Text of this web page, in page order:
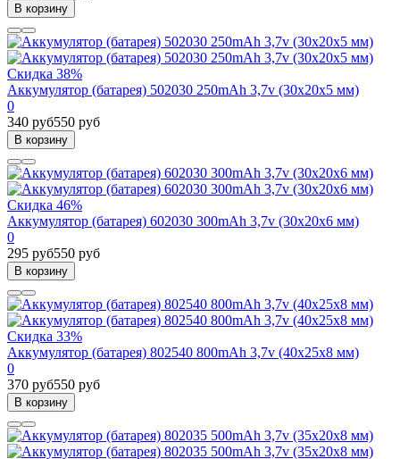
В корзину
Скидка 38%
Аккумулятор (батарея) 502030 250mAh 3,7v (30х20х5 мм)
0
340 руб550 руб
В корзину
Скидка 46%
Аккумулятор (батарея) 602030 300mAh 3,7v (30х20х6 мм)
0
295 руб550 руб
В корзину
Скидка 33%
Аккумулятор (батарея) 802540 800mAh 3,7v (40х25х8 мм)
0
370 руб550 руб
В корзину